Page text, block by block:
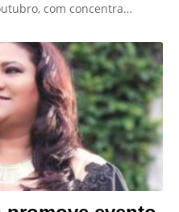
com concentra…